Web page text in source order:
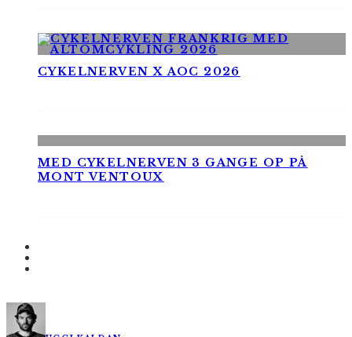
CYKELNERVEN X AOC 2026
MED CYKELNERVEN 3 GANGE OP PÅ
MONT VENTOUX